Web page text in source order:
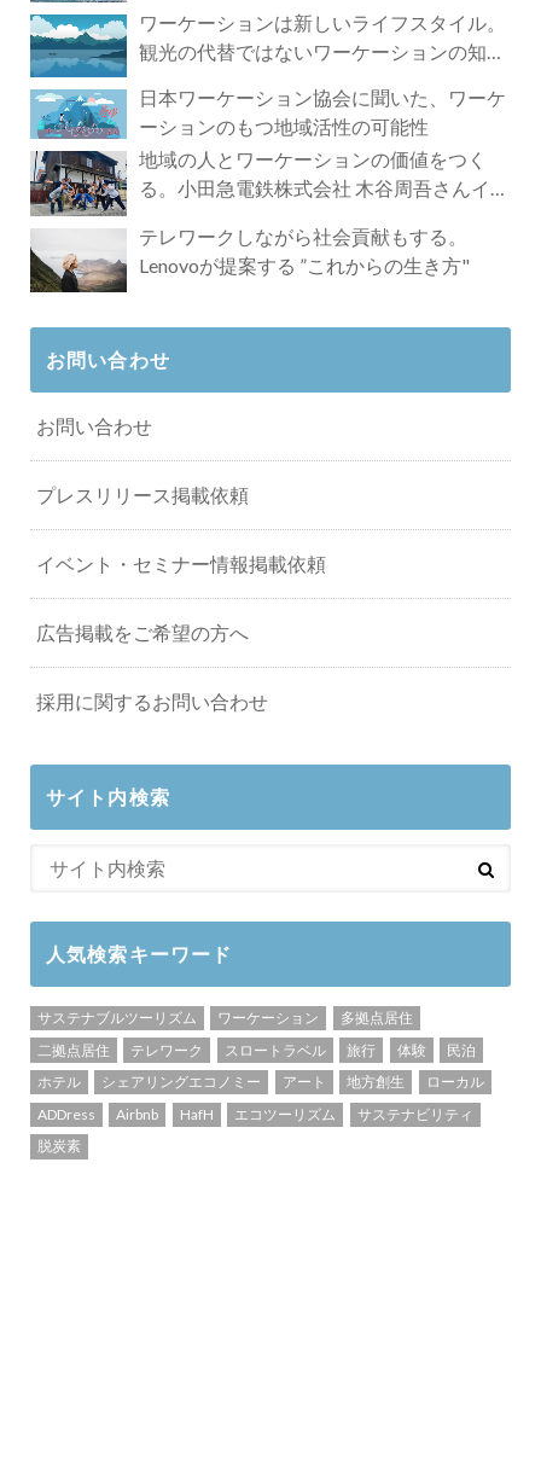
ワーケーションは新しいライフスタイル。
観光の代替ではないワーケーションの知ら
日本ワーケーション協会に聞いた、ワーケ
ーションのもつ地域活性の可能性
地域の人とワーケーションの価値をつく
る。小田急電鉄株式会社 木谷周吾さんイン
テレワークしながら社会貢献もする。
Lenovoが提案する ”これからの生き方"
お問い合わせ
お問い合わせ
プレスリリース掲載依頼
イベント・セミナー情報掲載依頼
広告掲載をご希望の方へ
採用に関するお問い合わせ
サイト内検索
人気検索キーワード
サステナブルツーリズム ワーケーション
多拠点居住
二拠点居住
テレワーク スロートラベル 旅行 体験
民泊
ホテル
シェアリングエコノミー アート 地方創生
ローカル
ADDress
Airbnb HafH エコツーリズム
サステナビリティ
脱炭素